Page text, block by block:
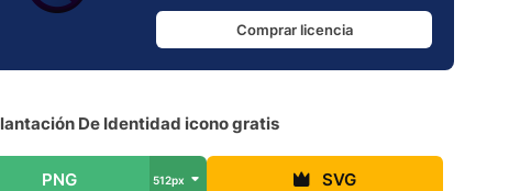
Comprar licencia
De Identidad icono gratis
PNG 512px SVG